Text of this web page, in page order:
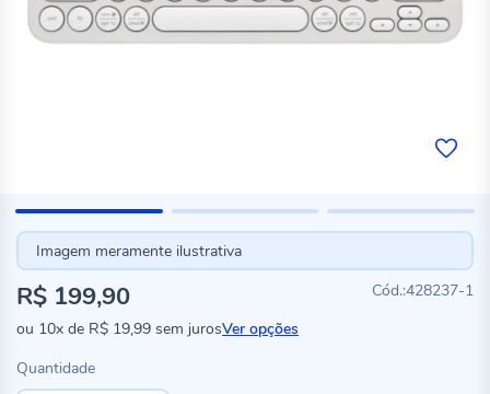
Imagem meramente ilustrativa
428237-1
R$ 199,90
ou 10x de R$ 19,99 sem jurosVer opções
Quantidade